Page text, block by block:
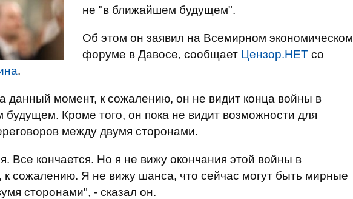
не "в ближайшем будущем".
Об этом он заявил на Всемирном экономическом
форуме в Давосе, сообщает Цензор.НЕТ со
.
данный момент, к сожалению, он не видит конца войны в
Кроме того, он пока не видит возможности для
между двумя сторонами.
Все кончается. Но я не вижу окончания этой войны в
сожалению. Я не вижу шанса, что сейчас могут быть мирные
сторонами", - сказал он.